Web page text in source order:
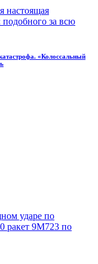
«Колоссальный